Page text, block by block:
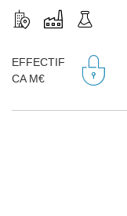
EFFECTIF
CA M€